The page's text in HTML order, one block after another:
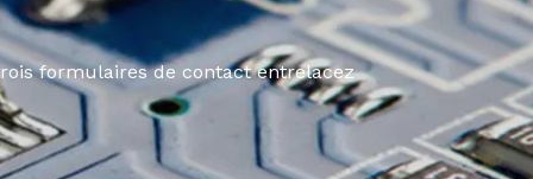
Português
Deutsch
formulaires de contact entrelacez